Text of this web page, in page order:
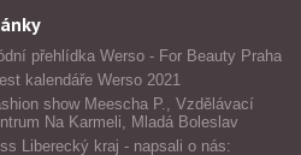
přehlídka Werso - For Beauty Praha
kalendáře Werso 2021
show Meescha P., Vzdělávací
Na Karmeli, Mladá Boleslav
Liberecký kraj - napsali o nás: